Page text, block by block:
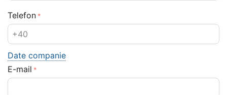
Telefon
Date companie
E-mail